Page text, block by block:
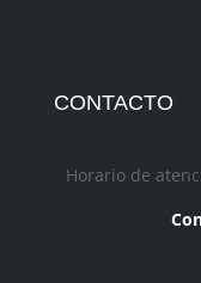
CONTACTO
Horario de